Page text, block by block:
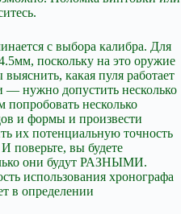
с выбора калибра. Для
поскольку на это оружие
какая пуля работает
— нужно допустить несколько
несколько
и формы и произвести
их потенциальную точность
поверьте, вы будете
они будут РАЗНЫМИ.
использования хронографа
в определении